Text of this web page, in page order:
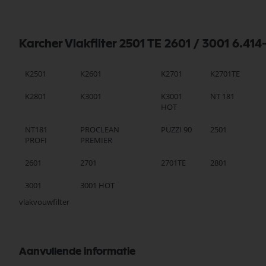
Karcher Vlakfilter 2501 TE 2601 / 3001
K2501 K2601 K2701 K2701TE
K2801 K3001
K3001
HOT
NT 181
NT181
PROFI
PROCLEAN
PREMIER
PUZZI 90 2501
2601 2701 2701TE 2801
3001
3001 HOT
vlakvouwfilter
Aanvullende informatie